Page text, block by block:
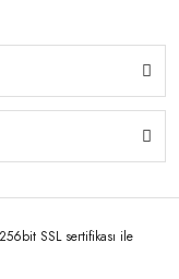
SSL sertifikası ile